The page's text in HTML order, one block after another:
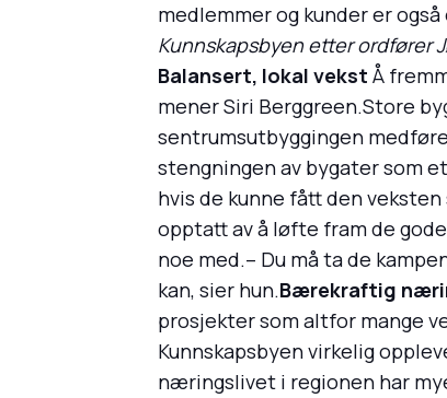
medlemmer og kunder er
Kunnskapsbyen etter ordfører
Balansert, lokal vekst Å
mener Siri Berggreen.Store
sentrumsutbyggingen
stengningen av bygater som
hvis de kunne fått den
opptatt av å løfte fram de
noe med.– Du må ta de
kan, sier hun.Bærekraftig
prosjekter som altfor mange
Kunnskapsbyen virkelig
næringslivet i regionen har